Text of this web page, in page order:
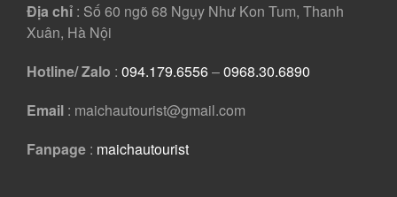
Địa chỉ : Số 60 ngõ 68 Ngụy Như Kon Tum, Thanh
Xuân, Hà Nội
Hotline/ Zalo : 094.179.6556–0968.30.6890
Email : maichautourist@gmail.com
Fanpage : maichautourist